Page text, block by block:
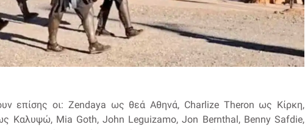
επίσης οι: Zendaya ως θεά Αθηνά, Charlize Theron ως Κίρκη,
Καλυψώ, Mia Goth, John Leguizamo, Jon Bernthal, Benny Safdie,